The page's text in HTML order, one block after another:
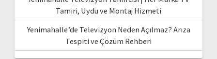
Tamiri, Uydu ve Montaj Hizmeti
Yenimahalle’de Televizyon Neden Açılmaz? Arıza
Tespiti ve Çözüm Rehberi